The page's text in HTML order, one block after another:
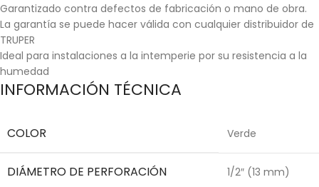
Garantizado contra defectos de fabricación o mano de obra.
La garantía se puede hacer válida con cualquier distribuidor de
TRUPER
Ideal para instalaciones a la intemperie por su resistencia a la
humedad
INFORMACIÓN TÉCNICA
COLOR Verde
DIÁMETRO DE PERFORACIÓN 1/2″ (13 mm)